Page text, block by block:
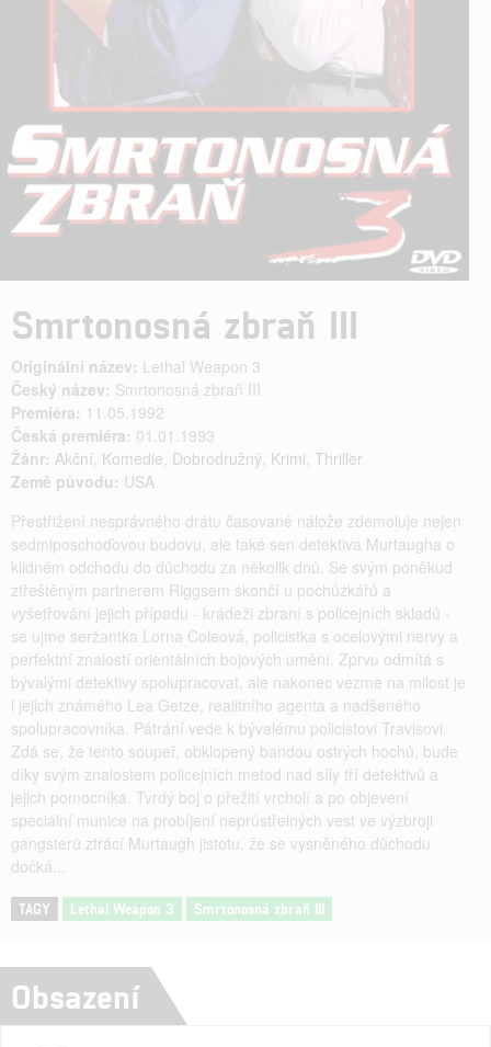
Smrtonosná zbraň III
Originální název: Lethal Weapon 3
Český název: Smrtonosná zbraň III
Premiéra: 11.05.1992
Česká premiéra: 01.01.1993
Žánr: Akční, Komedie, Dobrodružný, Krimi, Thriller
Země původu: USA
Přestřižení nesprávného drátu časované nálože zdemoluje nejen
sedmiposchoďovou budovu, ale také sen detektiva Murtaugha o
klidném odchodu do důchodu za několik dnů. Se svým poněkud
ztřeštěným partnerem Riggsem skončí u pochůzkářů a
vyšetřování jejich případu - krádeži zbraní s policejních skladů -
se ujme seržantka Lorna Coleová, policistka s ocelovými nervy a
perfektní znalostí orientálních bojových umění. Zprvu odmítá s
bývalými detektivy spolupracovat, ale nakonec vezme na milost je
i jejich známého Lea Getze, realitního agenta a nadšeného
spolupracovníka. Pátrání vede k bývalému policistovi Travisovi.
Zdá se, že tento soupeř, obklopený bandou ostrých hochů, bude
díky svým znalostem policejních metod nad síly tří detektivů a
jejich pomocníka. Tvrdý boj o přežití vrcholí a po objevení
speciální munice na probíjení neprůstřelných vest ve výzbroji
gangsterů ztrácí Murtaugh jistotu, že se vysněného důchodu
dočká...
TAGY Lethal Weapon 3 Smrtonosná zbraň III
Obsazení